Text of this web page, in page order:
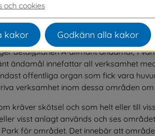
den A-plan, allmän
detaljplanen A-allmänt ändamål, 1
ändamål innefattar all verksamhet
offentliga organ som fick vara
verksamhet inom dessa områden
kräver skötsel och som helt eller till
visst anlagt används och ses
för området. Det innebär att
och cookies
kakor Godkänn alla kakor